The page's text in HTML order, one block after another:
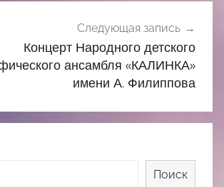
Следующая запись
Концерт Народного детского
ансамбля «КАЛИНКА»
имени А. Филиппова
Поиск